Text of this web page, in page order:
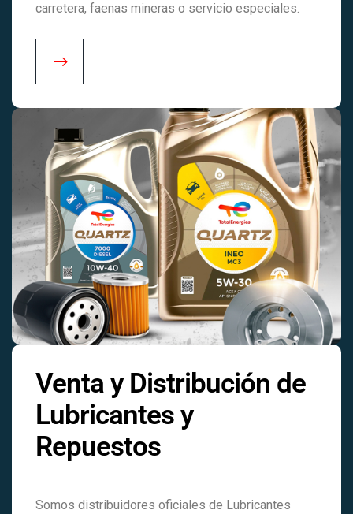
carretera, faenas mineras o servicio especiales.
Venta y Distribución de
Lubricantes y
Repuestos
Somos distribuidores oficiales de Lubricantes